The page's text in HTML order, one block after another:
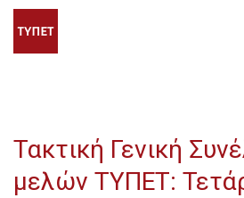
Τακτική Γενική
μελών ΤΥΠΕΤ: